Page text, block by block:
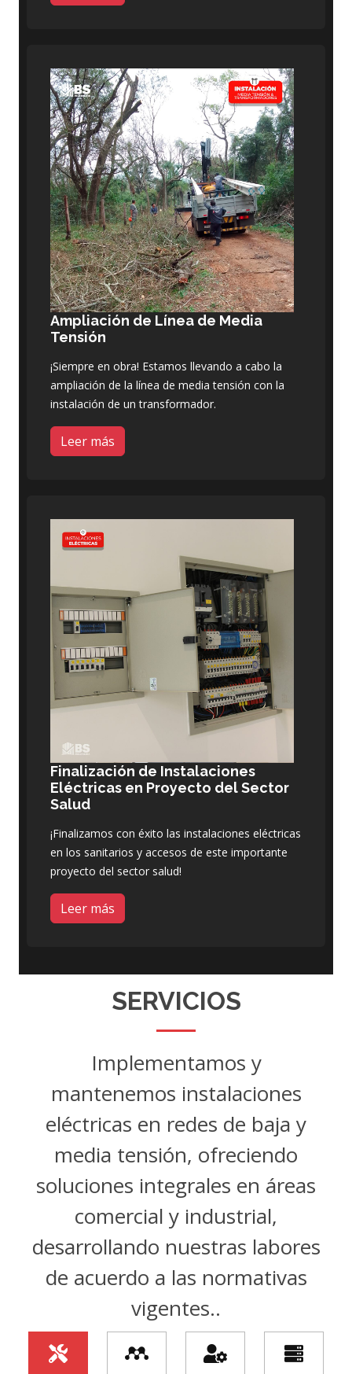
Ampliación de Línea de Media
Tensión
¡Siempre en obra! Estamos llevando a cabo la
ampliación de la línea de media tensión con la
instalación de un transformador.
Leer más
Finalización de Instalaciones
Eléctricas en Proyecto del Sector
Salud
¡Finalizamos con éxito las instalaciones eléctricas
en los sanitarios y accesos de este importante
proyecto del sector salud!
Leer más
SERVICIOS
Implementamos y
mantenemos instalaciones
eléctricas en redes de baja y
media tensión, ofreciendo
soluciones integrales en áreas
comercial y industrial,
desarrollando nuestras labores
de acuerdo a las normativas
vigentes..